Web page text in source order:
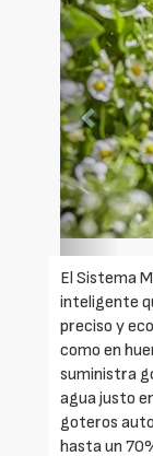
El Sistema
inteligente
preciso y
como en
suministra
agua justo
goteros
hasta un